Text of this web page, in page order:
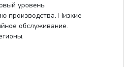
уровень
производства. Низкие
обслуживание.